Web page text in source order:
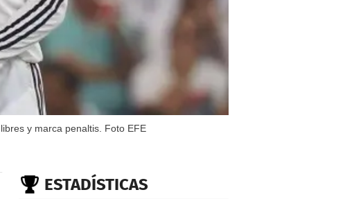
y marca penaltis. Foto EFE
ESTADÍSTICAS